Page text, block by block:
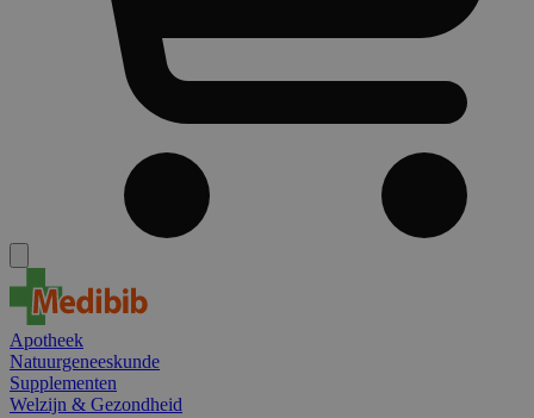
Apotheek
Natuurgeneeskunde
Supplementen
Welzijn & Gezondheid